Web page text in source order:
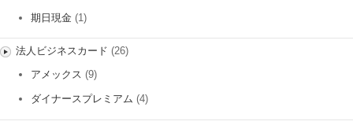
期日現金 (1)
法人ビジネスカード (26)
アメックス (9)
ダイナースプレミアム (4)